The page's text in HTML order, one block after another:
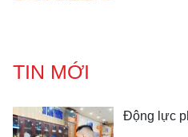
TIN MỚI
Động lực